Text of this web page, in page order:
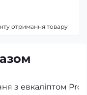
Proraso
отримання товару